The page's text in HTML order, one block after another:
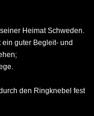
Heimat Schweden.
guter Begleit- und
den Ringknebel fest